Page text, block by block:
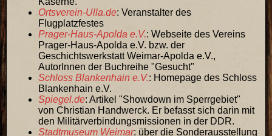
Ortsverein-Ulla.de: Veranstalter des
Flugplatzfestes
Prager-Haus-Apolda e.V.: Webseite des Vereins
Prager-Haus-Apolda e.V. bzw. der
Geschichtswerkstatt Weimar-Apolda e.V.,
AutorInnen der Buchreihe "Gesucht"
Schloss Blankenhain e.V.: Homepage des Schloss
Blankenhain e.V.
Spiegel.de: Artikel "Showdown im Sperrgebiet"
von Christian Handwerck. Er befasst sich darin mit
den Militärverbindungsmissionen in der DDR.
Stadtmuseum Weimar: über die Sonderausstellung